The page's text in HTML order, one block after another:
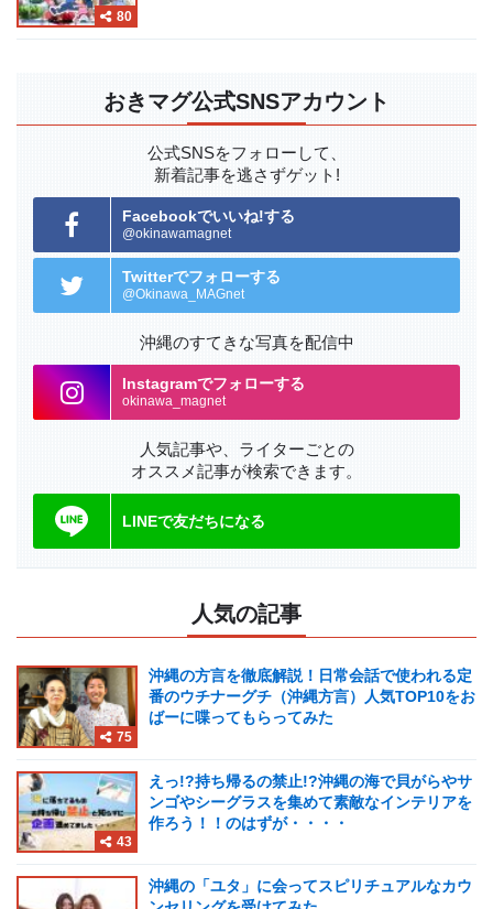
80
おきマグ公式SNSアカウント
公式SNSをフォローして、
新着記事を逃さずゲット!
Facebookでいいね!する
@okinawamagnet
Twitterでフォローする
@Okinawa_MAGnet
沖縄のすてきな写真を配信中
Instagramでフォローする
okinawa_magnet
人気記事や、ライターごとの
オススメ記事が検索できます。
LINEで友だちになる
人気の記事
75
沖縄の方言を徹底解説！日常会話で使われる定
番のウチナーグチ（沖縄方言）人気TOP10をお
ばーに喋ってもらってみた
43
えっ!?持ち帰るの禁止!?沖縄の海で貝がらやサ
ンゴやシーグラスを集めて素敵なインテリアを
作ろう！！のはずが・・・・
沖縄の「ユタ」に会ってスピリチュアルなカウ